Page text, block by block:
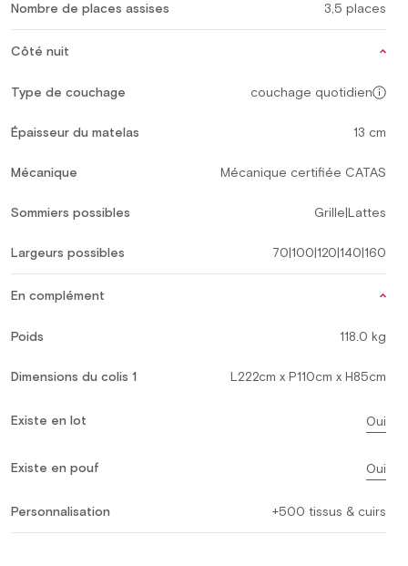
Nombre de places assises 3,5 places
Côté nuit
Type de couchage couchage quotidien
Épaisseur du matelas 13 cm
Mécanique Mécanique certifiée CATAS
Sommiers possibles Grille|Lattes
Largeurs possibles 70|100|120|140|160
En complément
Poids 118.0 kg
Dimensions du colis 1 L222cm x P110cm x H85cm
Existe en lot Oui
Existe en pouf Oui
Personnalisation +500 tissus & cuirs